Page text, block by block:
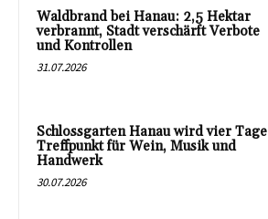
Waldbrand bei Hanau: 2,5 Hektar
verbrannt, Stadt verschärft Verbote
und Kontrollen
31.07.2026
Schlossgarten Hanau wird vier Tage
Treffpunkt für Wein, Musik und
Handwerk
30.07.2026